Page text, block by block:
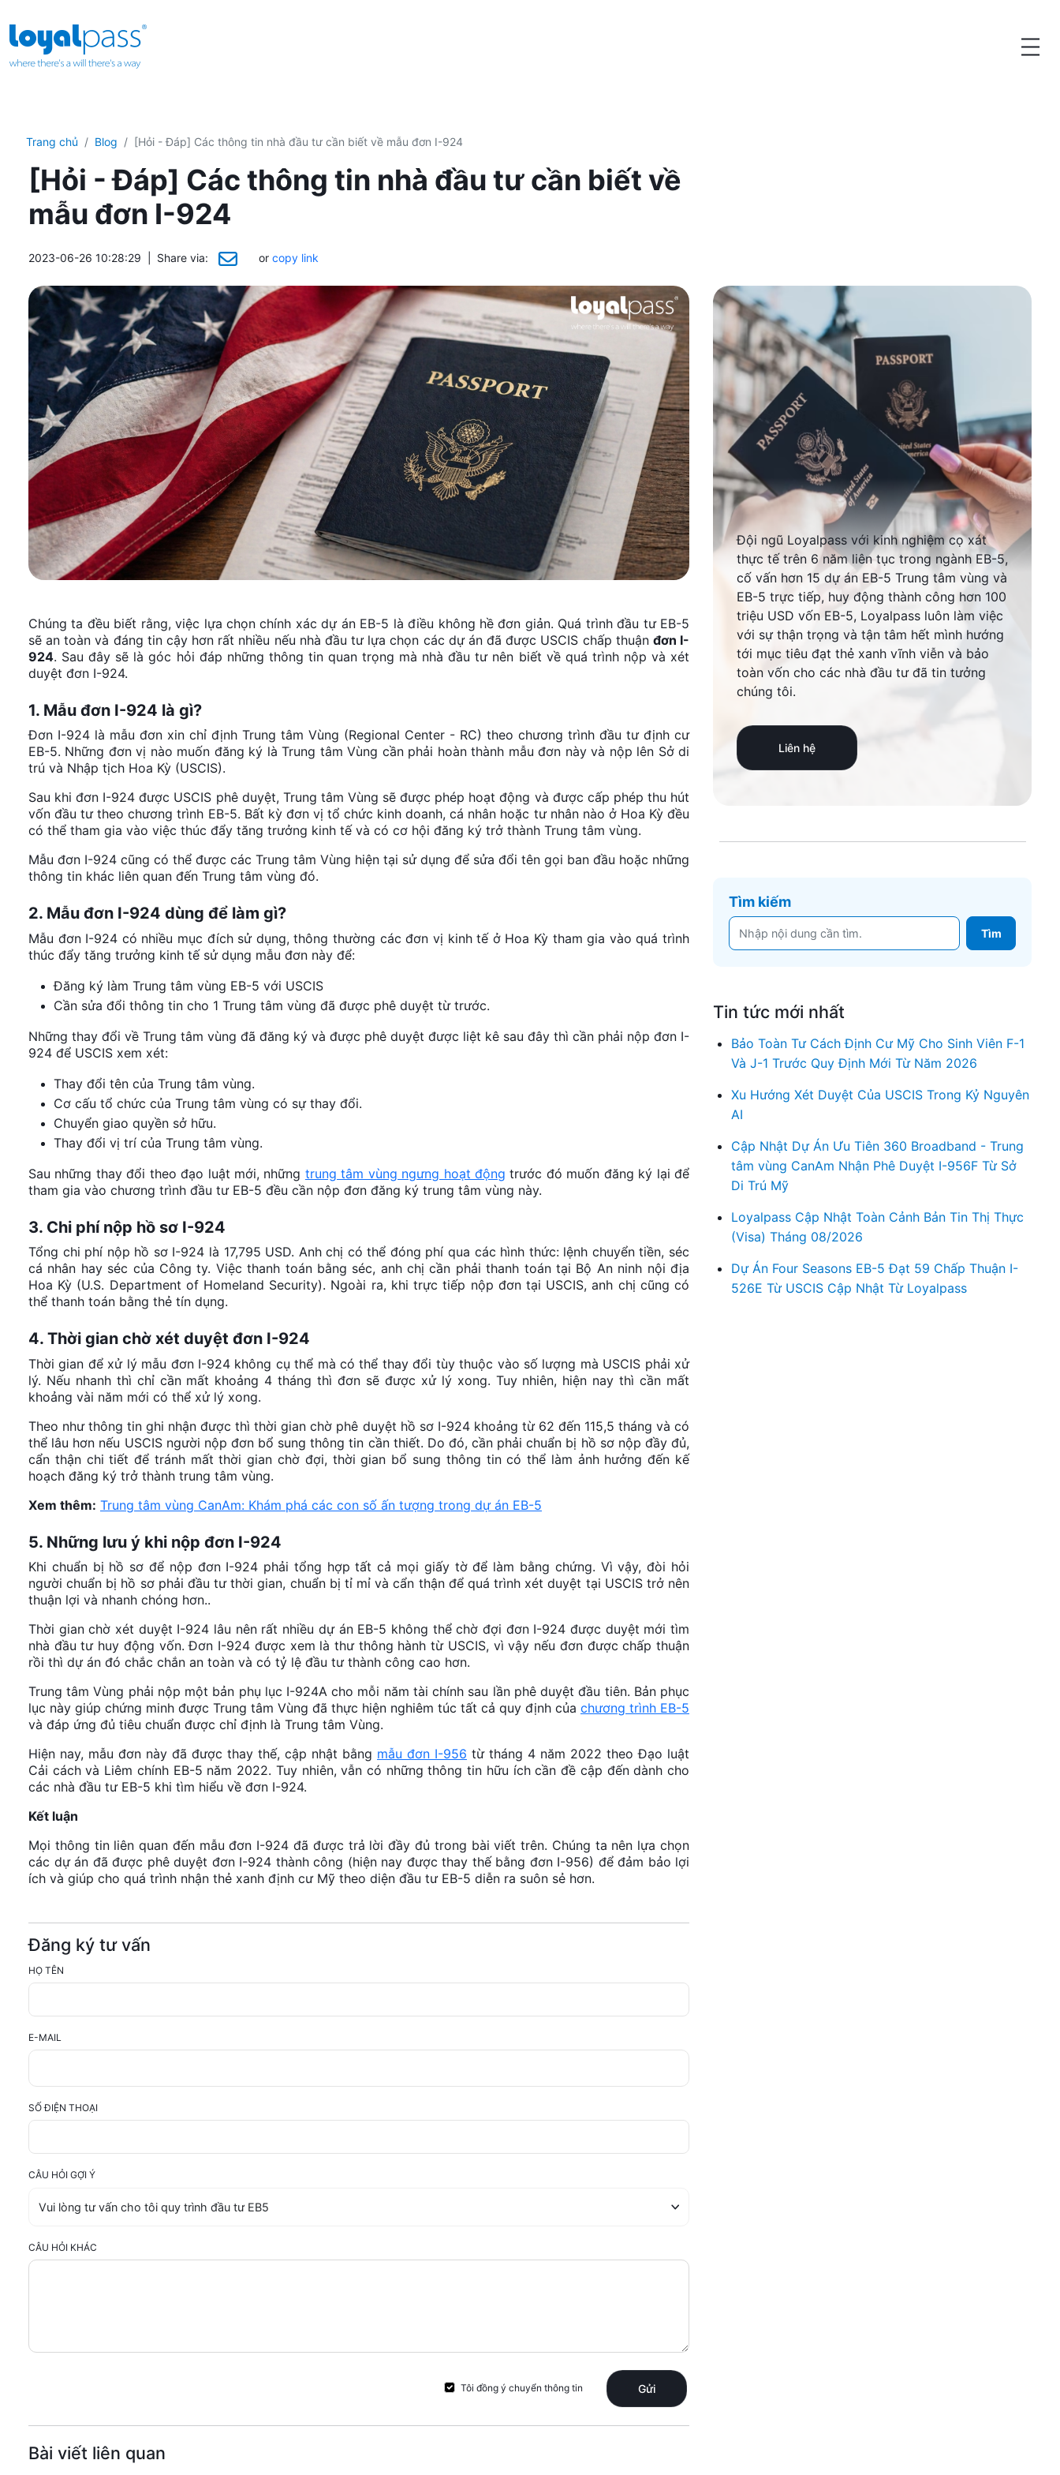
Trang chủ Blog [Hỏi - Đáp] Các thông tin nhà đầu tư cần biết về mẫu đơn I-924
[Hỏi - Đáp] Các thông tin nhà đầu tư cần biết về
mẫu đơn I-924
2023-06-26 10:28:29 Share via: or copy link
Chúng ta đều biết rằng, việc lựa chọn chính xác dự án EB-5 là điều không hề đơn giản. Quá trình đầu tư EB-5
sẽ an toàn và đáng tin cậy hơn rất nhiều nếu nhà đầu tư lựa chọn các dự án đã được USCIS chấp thuận đơn I-
924. Sau đây sẽ là góc hỏi đáp những thông tin quan trọng mà nhà đầu tư nên biết về quá trình nộp và xét
duyệt đơn I-924.
1. Mẫu đơn I-924 là gì?
Đơn I-924 là mẫu đơn xin chỉ định Trung tâm Vùng (Regional Center - RC) theo chương trình đầu tư định cư
EB-5. Những đơn vị nào muốn đăng ký là Trung tâm Vùng cần phải hoàn thành mẫu đơn này và nộp lên Sở di
trú và Nhập tịch Hoa Kỳ (USCIS).
Sau khi đơn I-924 được USCIS phê duyệt, Trung tâm Vùng sẽ được phép hoạt động và được cấp phép thu hút
vốn đầu tư theo chương trình EB-5. Bất kỳ đơn vị tổ chức kinh doanh, cá nhân hoặc tư nhân nào ở Hoa Kỳ đều
có thể tham gia vào việc thúc đẩy tăng trưởng kinh tế và có cơ hội đăng ký trở thành Trung tâm vùng.
Mẫu đơn I-924 cũng có thể được các Trung tâm Vùng hiện tại sử dụng để sửa đổi tên gọi ban đầu hoặc những
thông tin khác liên quan đến Trung tâm vùng đó.
2. Mẫu đơn I-924 dùng để làm gì?
Mẫu đơn I-924 có nhiều mục đích sử dụng, thông thường các đơn vị kinh tế ở Hoa Kỳ tham gia vào quá trình
thúc đẩy tăng trưởng kinh tế sử dụng mẫu đơn này để:
Đăng ký làm Trung tâm vùng EB-5 với USCIS
Cần sửa đổi thông tin cho 1 Trung tâm vùng đã được phê duyệt từ trước.
Những thay đổi về Trung tâm vùng đã đăng ký và được phê duyệt được liệt kê sau đây thì cần phải nộp đơn I-
924 để USCIS xem xét:
Thay đổi tên của Trung tâm vùng.
Cơ cấu tổ chức của Trung tâm vùng có sự thay đổi.
Chuyển giao quyền sở hữu.
Thay đổi vị trí của Trung tâm vùng.
Sau những thay đổi theo đạo luật mới, những trung tâm vùng ngưng hoạt động trước đó muốn đăng ký lại để
tham gia vào chương trình đầu tư EB-5 đều cần nộp đơn đăng ký trung tâm vùng này.
3. Chi phí nộp hồ sơ I-924
Tổng chi phí nộp hồ sơ I-924 là 17,795 USD. Anh chị có thể đóng phí qua các hình thức: lệnh chuyển tiền, séc
cá nhân hay séc của Công ty. Việc thanh toán bằng séc, anh chị cần phải thanh toán tại Bộ An ninh nội địa
Hoa Kỳ (U.S. Department of Homeland Security). Ngoài ra, khi trực tiếp nộp đơn tại USCIS, anh chị cũng có
thể thanh toán bằng thẻ tín dụng.
4. Thời gian chờ xét duyệt đơn I-924
Thời gian để xử lý mẫu đơn I-924 không cụ thể mà có thể thay đổi tùy thuộc vào số lượng mà USCIS phải xử
lý. Nếu nhanh thì chỉ cần mất khoảng 4 tháng thì đơn sẽ được xử lý xong. Tuy nhiên, hiện nay thì cần mất
khoảng vài năm mới có thể xử lý xong.
Theo như thông tin ghi nhận được thì thời gian chờ phê duyệt hồ sơ I-924 khoảng từ 62 đến 115,5 tháng và có
thể lâu hơn nếu USCIS người nộp đơn bổ sung thông tin cần thiết. Do đó, cần phải chuẩn bị hồ sơ nộp đầy đủ,
cẩn thận chi tiết để tránh mất thời gian chờ đợi, thời gian bổ sung thông tin có thể làm ảnh hưởng đến kế
hoạch đăng ký trở thành trung tâm vùng.
Xem thêm: Trung tâm vùng CanAm: Khám phá các con số ấn tượng trong dự án EB-5
5. Những lưu ý khi nộp đơn I-924
Khi chuẩn bị hồ sơ để nộp đơn I-924 phải tổng hợp tất cả mọi giấy tờ để làm bằng chứng. Vì vậy, đòi hỏi
người chuẩn bị hồ sơ phải đầu tư thời gian, chuẩn bị tỉ mỉ và cẩn thận để quá trình xét duyệt tại USCIS trở nên
thuận lợi và nhanh chóng hơn..
Thời gian chờ xét duyệt I-924 lâu nên rất nhiều dự án EB-5 không thể chờ đợi đơn I-924 được duyệt mới tìm
nhà đầu tư huy động vốn. Đơn I-924 được xem là thư thông hành từ USCIS, vì vậy nếu đơn được chấp thuận
rồi thì dự án đó chắc chắn an toàn và có tỷ lệ đầu tư thành công cao hơn.
Trung tâm Vùng phải nộp một bản phụ lục I-924A cho mỗi năm tài chính sau lần phê duyệt đầu tiên. Bản phục
lục này giúp chứng minh được Trung tâm Vùng đã thực hiện nghiêm túc tất cả quy định của chương trình EB-5
và đáp ứng đủ tiêu chuẩn được chỉ định là Trung tâm Vùng.
Hiện nay, mẫu đơn này đã được thay thế, cập nhật bằng mẫu đơn I-956 từ tháng 4 năm 2022 theo Đạo luật
Cải cách và Liêm chính EB-5 năm 2022. Tuy nhiên, vẫn có những thông tin hữu ích cần đề cập đến dành cho
các nhà đầu tư EB-5 khi tìm hiểu về đơn I-924.
Kết luận
Mọi thông tin liên quan đến mẫu đơn I-924 đã được trả lời đầy đủ trong bài viết trên. Chúng ta nên lựa chọn
các dự án đã được phê duyệt đơn I-924 thành công (hiện nay được thay thế bằng đơn I-956) để đảm bảo lợi
ích và giúp cho quá trình nhận thẻ xanh định cư Mỹ theo diện đầu tư EB-5 diễn ra suôn sẻ hơn.
Đăng ký tư vấn
HỌ TÊN
E-MAIL
SỐ ĐIỆN THOẠI
CÂU HỎI GỢI Ý
CÂU HỎI KHÁC
Tôi đồng ý chuyển thông tin Gửi
Bài viết liên quan
Đội ngũ Loyalpass với kinh nghiệm cọ xát
thực tế trên 6 năm liên tục trong ngành EB-5,
cố vấn hơn 15 dự án EB-5 Trung tâm vùng và
EB-5 trực tiếp, huy động thành công hơn 100
triệu USD vốn EB-5, Loyalpass luôn làm việc
với sự thận trọng và tận tâm hết mình hướng
tới mục tiêu đạt thẻ xanh vĩnh viễn và bảo
toàn vốn cho các nhà đầu tư đã tin tưởng
chúng tôi.
Liên hệ
Tìm kiếm
Tin tức mới nhất
Bảo Toàn Tư Cách Định Cư Mỹ Cho Sinh Viên F-1
Và J-1 Trước Quy Định Mới Từ Năm 2026
Xu Hướng Xét Duyệt Của USCIS Trong Kỷ Nguyên
AI
Cập Nhật Dự Án Ưu Tiên 360 Broadband - Trung
tâm vùng CanAm Nhận Phê Duyệt I-956F Từ Sở
Di Trú Mỹ
Loyalpass Cập Nhật Toàn Cảnh Bản Tin Thị Thực
(Visa) Tháng 08/2026
Dự Án Four Seasons EB-5 Đạt 59 Chấp Thuận I-
526E Từ USCIS Cập Nhật Từ Loyalpass